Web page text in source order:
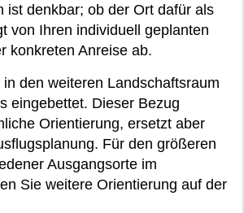
ist denkbar; ob der Ort dafür als
von Ihren individuell geplanten
konkreten Anreise ab.
den weiteren Landschaftsraum
eingebettet. Dieser Bezug
Orientierung, ersetzt aber
Für den größeren
Ausgangsorte im
Sie weitere Orientierung auf der